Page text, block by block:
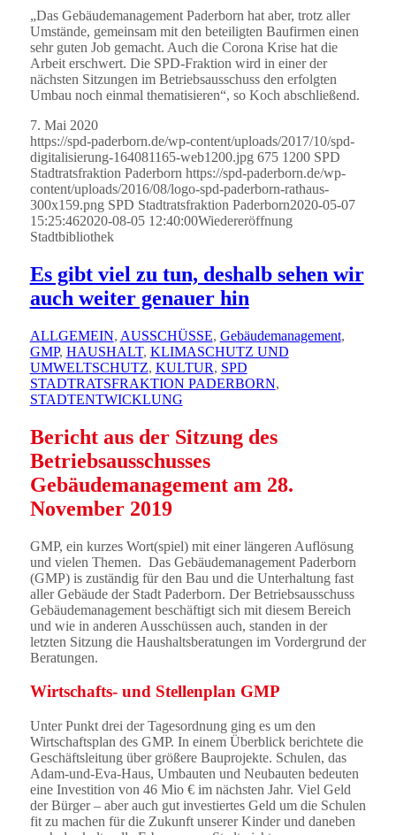
„Das Gebäudemanagement Paderborn hat aber, trotz aller
Umstände, gemeinsam mit den beteiligten Baufirmen einen
sehr guten Job gemacht. Auch die Corona Krise hat die
Arbeit erschwert. Die SPD-Fraktion wird in einer der
nächsten Sitzungen im Betriebsausschuss den erfolgten
Umbau noch einmal thematisieren“, so Koch abschließend.
7. Mai 2020
https://spd-paderborn.de/wp-content/uploads/2017/10/spd-
digitalisierung-164081165-web1200.jpg 675 1200 SPD
Stadtratsfraktion Paderborn https://spd-paderborn.de/wp-
content/uploads/2016/08/logo-spd-paderborn-rathaus-
300x159.png SPD Stadtratsfraktion Paderborn2020-05-07
15:25:462020-08-05 12:40:00Wiedereröffnung
Stadtbibliothek
Es gibt viel zu tun, deshalb sehen wir
auch weiter genauer hin
ALLGEMEIN, AUSSCHÜSSE, Gebäudemanagement,
GMP, HAUSHALT, KLIMASCHUTZ UND
UMWELTSCHUTZ, KULTUR, SPD
STADTRATSFRAKTION PADERBORN,
STADTENTWICKLUNG
Bericht aus der Sitzung des
Betriebsausschusses
Gebäudemanagement am 28.
November 2019
GMP, ein kurzes Wort(spiel) mit einer längeren Auflösung
und vielen Themen. Das Gebäudemanagement Paderborn
(GMP) is zuständig für den Bau und die Unterhaltung fast
aller Gebäude der Stadt Paderborn. Der Betriebsausschuss
Gebäudemanagement beschäftigt sich mit diesem Bereich
und wie in anderen Ausschüssen auch, standen in der
letzten Sitzung die Haushaltsberatungen im Vordergrund der
Beratungen.
Wirtschafts- und Stellenplan GMP
Unter Punkt drei der Tagesordnung ging es um den
Wirtschaftsplan des GMP. In einem Überblick berichtete die
Geschäftsleitung über größere Bauprojekte. Schulen, das
Adam-und-Eva-Haus, Umbauten und Neubauten bedeuten
eine Investition von 46 Mio € im nächsten Jahr. Viel Geld
der Bürger – aber auch gut investiertes Geld um die Schulen
fit zu machen für die Zukunft unserer Kinder und daneben